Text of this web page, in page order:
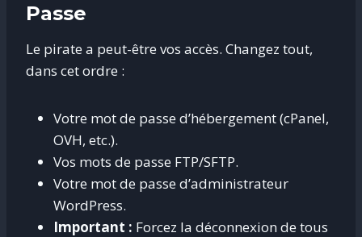
Passe
Le pirate a peut-être vos accès. Changez tout,
dans cet ordre :
Votre mot de passe d’hébergement (cPanel,
OVH, etc.).
Vos mots de passe FTP/SFTP.
Votre mot de passe d’administrateur
WordPress.
Important : Forcez la déconnexion de tous